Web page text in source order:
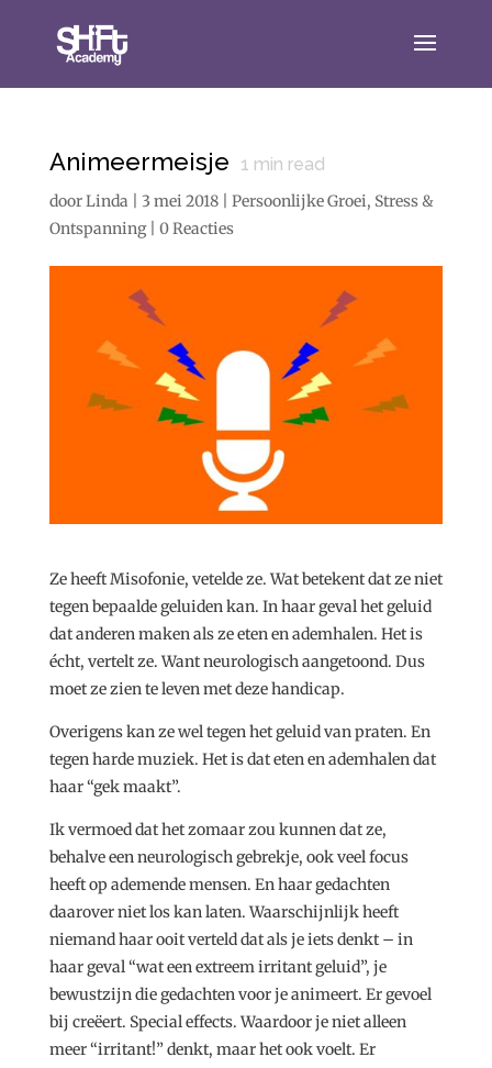
Animeermeisje 1 min read
doorLinda 3 mei 2018| Persoonlijke Groei, Stress &
Ontspanning| 0 Reacties
Ze heeft Misofonie, vetelde ze. Wat betekent dat ze niet
tegen bepaalde geluiden kan. In haar geval het geluid
dat anderen maken als ze eten en ademhalen. Het is
écht, vertelt ze. Want neurologisch aangetoond. Dus
moet ze zien te leven met deze handicap.
Overigens kan ze wel tegen het geluid van praten. En
tegen harde muziek. Het is dat eten en ademhalen dat
haar “gek maakt”.
Ik vermoed dat het zomaar zou kunnen dat ze,
behalve een neurologisch gebrekje, ook veel focus
heeft op ademende mensen. En haar gedachten
daarover niet los kan laten. Waarschijnlijk heeft
niemand haar ooit verteld dat als je iets denkt – in
haar geval “wat een extreem irritant geluid”, je
bewustzijn die gedachten voor je animeert. Er gevoel
bij creëert. Special effects. Waardoor je niet alleen
meer “irritant!” denkt, maar het ook voelt. Er